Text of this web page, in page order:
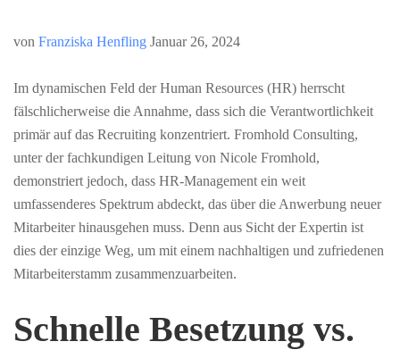
von Franziska Henfling Januar 26, 2024
Im dynamischen Feld der Human Resources (HR) herrscht
fälschlicherweise die Annahme, dass sich die Verantwortlichkeit
primär auf das Recruiting konzentriert. Fromhold Consulting,
unter der fachkundigen Leitung von Nicole Fromhold,
demonstriert jedoch, dass HR-Management ein weit
umfassenderes Spektrum abdeckt, das über die Anwerbung neuer
Mitarbeiter hinausgehen muss. Denn aus Sicht der Expertin ist
dies der einzige Weg, um mit einem nachhaltigen und zufriedenen
Mitarbeiterstamm zusammenzuarbeiten.
Schnelle Besetzung vs.